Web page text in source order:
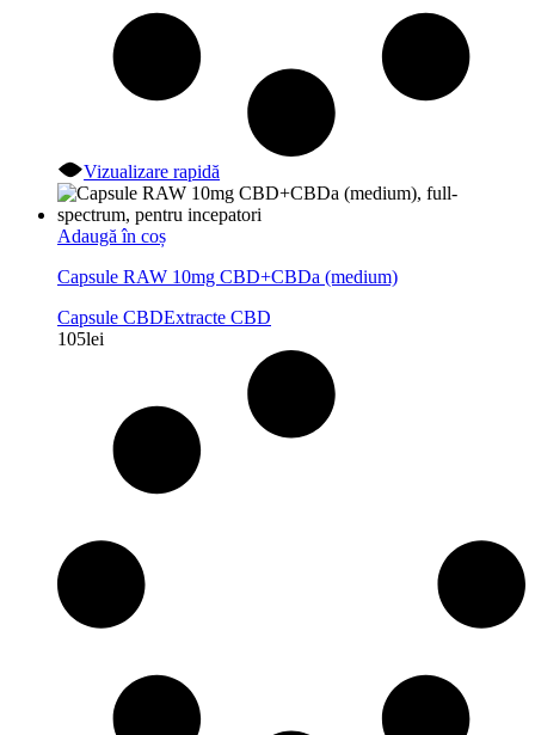
Vizualizare rapidă
Adaugă în coș
Capsule RAW 10mg CBD+CBDa (medium)
Capsule CBDExtracte CBD
105lei